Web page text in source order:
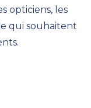
opticiens, les
qui souhaitent